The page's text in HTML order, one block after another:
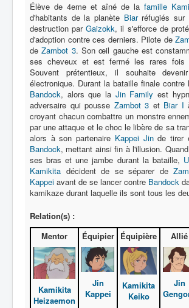
Référence
Fanservice
Générique
Protagoniste
Entourage
Antagoniste
Monstre
Autre
Animal
Archétype
[]
Nom
Élève de 4eme et aîné de la famille
d'habitants de la planète Biarréfugiés sur
destruction parGaizokk, il s'efforce de
d'adoption contre ces derniers. Pilote de
deZambot 3. Son œil gauche est
ses cheveux et est fermé les rares
Souvent prétentieux, il souhaite
électronique. Durant la bataille finale contre
Bandock, alors que la Jin Family est
adversaire qui pousse Zambot 3 et Biar I
croyant chacun combattre un monstre
par une attaque et le choc le libère de sa
alors à son partenaire Kappei Jinde tirer
Bandock, mettant ainsi fin à l'illusion.
ses bras et une jambe durant la bataille,
Kamikita décident de se séparer de
Kappei avant de se lancer contre Bandock
kamikaze durant laquelle ils sont tous les
Relation(s) :
Mentor
Kamikita
Heizaemon
Équipier
Jin
Kappei
Équipière
Kamikita
Keiko
Allié
Jin